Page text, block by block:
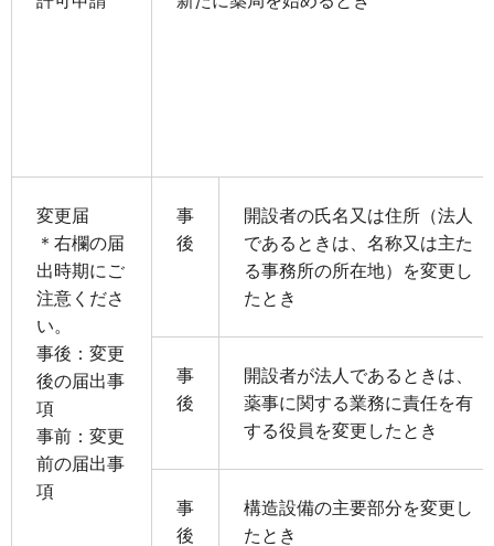
変更届
＊右欄の届
出時期にご
注意くださ
い。
事後：変更
後の届出事
項
事前：変更
前の届出事
項
事
後
開設者の氏名又は住所（法人
であるときは、名称又は主た
る事務所の所在地）を変更し
たとき
事
後
開設者が法人であるときは、
薬事に関する業務に責任を有
する役員を変更したとき
事
後
構造設備の主要部分を変更し
たとき